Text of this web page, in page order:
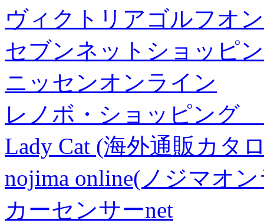
ヴィクトリアゴルフオ
セブンネットショッピ
ニッセンオンライン
レノボ・ショッピング
Lady Cat (海外通販カタ
nojima online(ノジマオ
カーセンサーnet